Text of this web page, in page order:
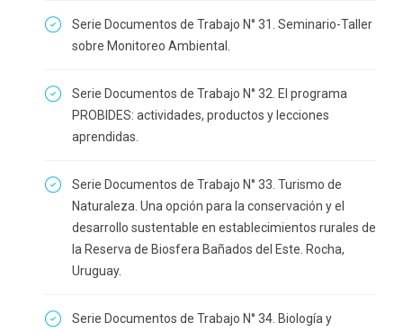
Serie Documentos de Trabajo N° 31. Seminario-Taller
sobre Monitoreo Ambiental.
Serie Documentos de Trabajo N° 32. El programa
PROBIDES: actividades, productos y lecciones
aprendidas.
Serie Documentos de Trabajo N° 33. Turismo de
Naturaleza. Una opción para la conservación y el
desarrollo sustentable en establecimientos rurales de
la Reserva de Biosfera Bañados del Este. Rocha,
Uruguay.
Serie Documentos de Trabajo N° 34. Biología y